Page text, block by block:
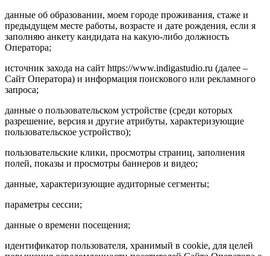
данные об образовании, моем городе проживания, стаже и
предыдущем месте работы, возрасте и дате рождения, если я
заполняю анкету кандидата на какую-либо должность
Оператора;
источник захода на сайт https://www.indigastudio.ru (далее –
Сайт Оператора) и информация поискового или рекламного
запроса;
данные о пользовательском устройстве (среди которых
разрешение, версия и другие атрибуты, характеризующие
пользовательское устройство);
пользовательские клики, просмотры страниц, заполнения
полей, показы и просмотры баннеров и видео;
данные, характеризующие аудиторные сегменты;
параметры сессии;
данные о времени посещения;
идентификатор пользователя, хранимый в cookie, для целей